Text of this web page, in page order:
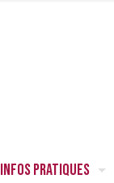
Infos pratiques